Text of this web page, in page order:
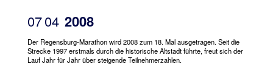
0704 2008
Der Regensburg-Marathon wird 2008 zum 18. Mal ausgetragen. Seit die
Strecke 1997 erstmals durch die historische Altstadt führte, freut sich der
Lauf Jahr für Jahr über steigende Teilnehmerzahlen.